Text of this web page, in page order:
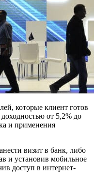
которые клиент готов
от 5,2% до
и применения
визит в банк, либо
и установив мобильное
доступ в интернет-